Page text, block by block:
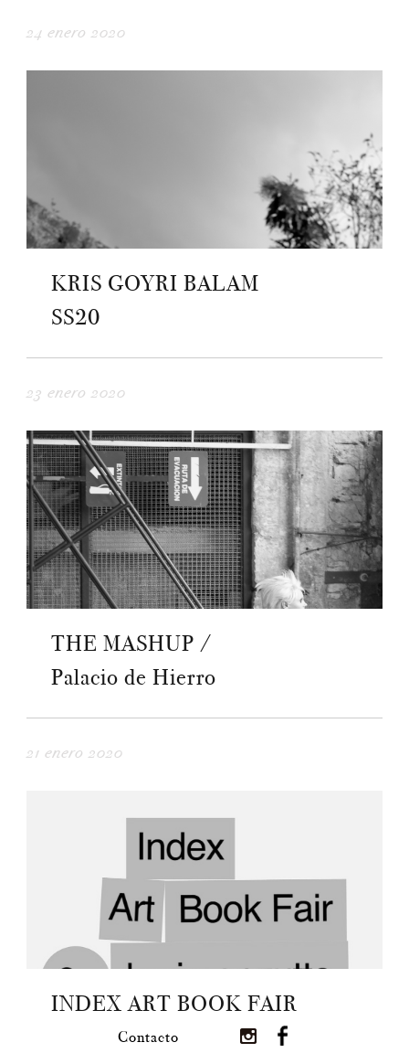
Contacto
24 enero 2020
KRIS GOYRI BALAM
SS20
23 enero 2020
THE MASHUP /
Palacio de Hierro
21 enero 2020
INDEX ART BOOK FAIR